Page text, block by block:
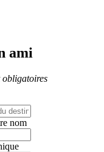
ami
obligatoires
nom